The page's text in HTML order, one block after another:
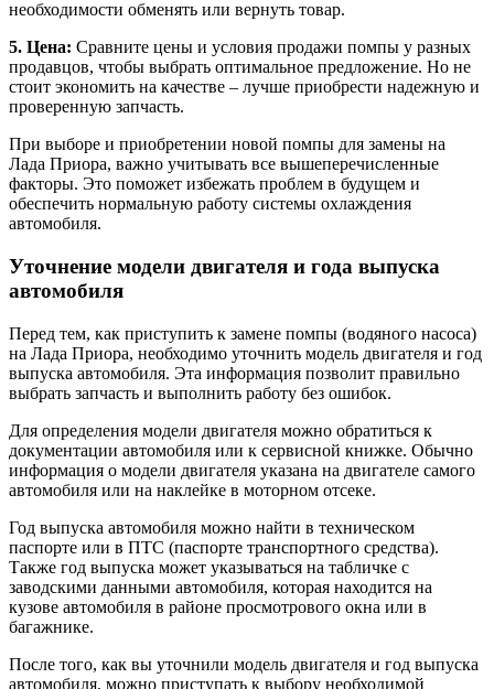
необходимости обменять или вернуть товар.
5. Цена: Сравните цены и условия продажи помпы у разных
продавцов, чтобы выбрать оптимальное предложение. Но не
стоит экономить на качестве – лучше приобрести надежную и
проверенную запчасть.
При выборе и приобретении новой помпы для замены на
Лада Приора, важно учитывать все вышеперечисленные
факторы. Это поможет избежать проблем в будущем и
обеспечить нормальную работу системы охлаждения
автомобиля.
Уточнение модели двигателя и года выпуска
автомобиля
Перед тем, как приступить к замене помпы (водяного насоса)
на Лада Приора, необходимо уточнить модель двигателя и год
выпуска автомобиля. Эта информация позволит правильно
выбрать запчасть и выполнить работу без ошибок.
Для определения модели двигателя можно обратиться к
документации автомобиля или к сервисной книжке. Обычно
информация о модели двигателя указана на двигателе самого
автомобиля или на наклейке в моторном отсеке.
Год выпуска автомобиля можно найти в техническом
паспорте или в ПТС (паспорте транспортного средства).
Также год выпуска может указываться на табличке с
заводскими данными автомобиля, которая находится на
кузове автомобиля в районе просмотрового окна или в
багажнике.
После того, как вы уточнили модель двигателя и год выпуска
автомобиля, можно приступать к выбору необходимой